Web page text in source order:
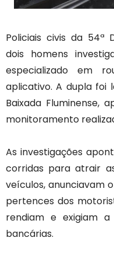
Policiais civis da 54ª
dois homens
especializado em
aplicativo. A dupla foi
Baixada Fluminense,
monitoramento
As investigações
corridas para atrair
veículos, anunciavam
pertences dos
rendiam e exigiam a
bancárias.